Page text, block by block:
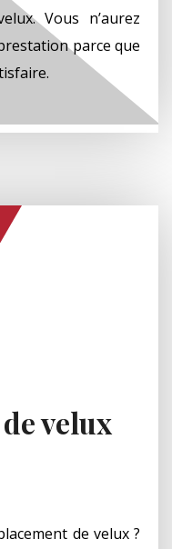
Vous n’aurez
parce que
velux
de velux ?